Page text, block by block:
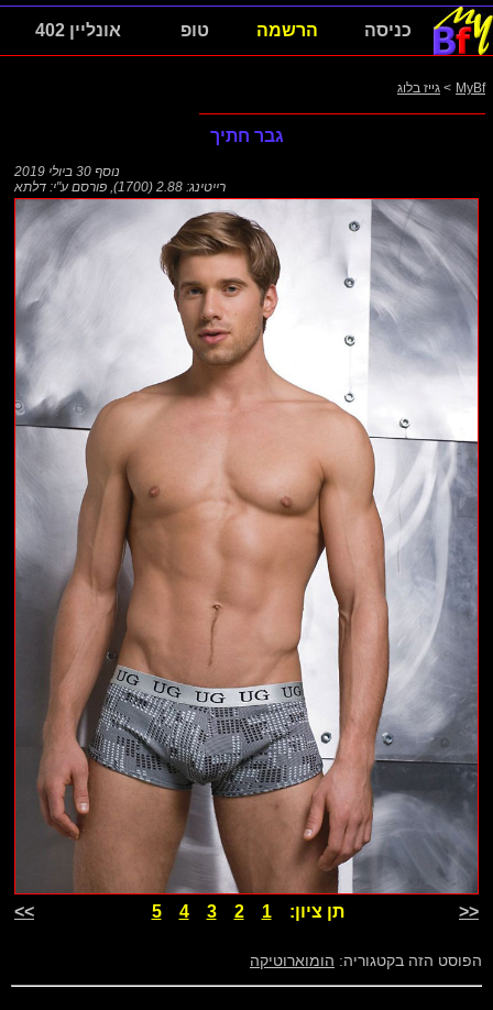
כניסה הרשמה טופ אונליין 402
MyBf
> גייז בלוג
גבר חתיך
נוסף 30 ביולי 2019
רייטינג: 2.88 (1700)
, פורסם ע"י: דלתא
<< תן ציון:1
2
3
4
5
>>
הפוסט הזה בקטגוריה: הומוארוטיקה